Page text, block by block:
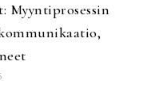
Myyntiprosessin